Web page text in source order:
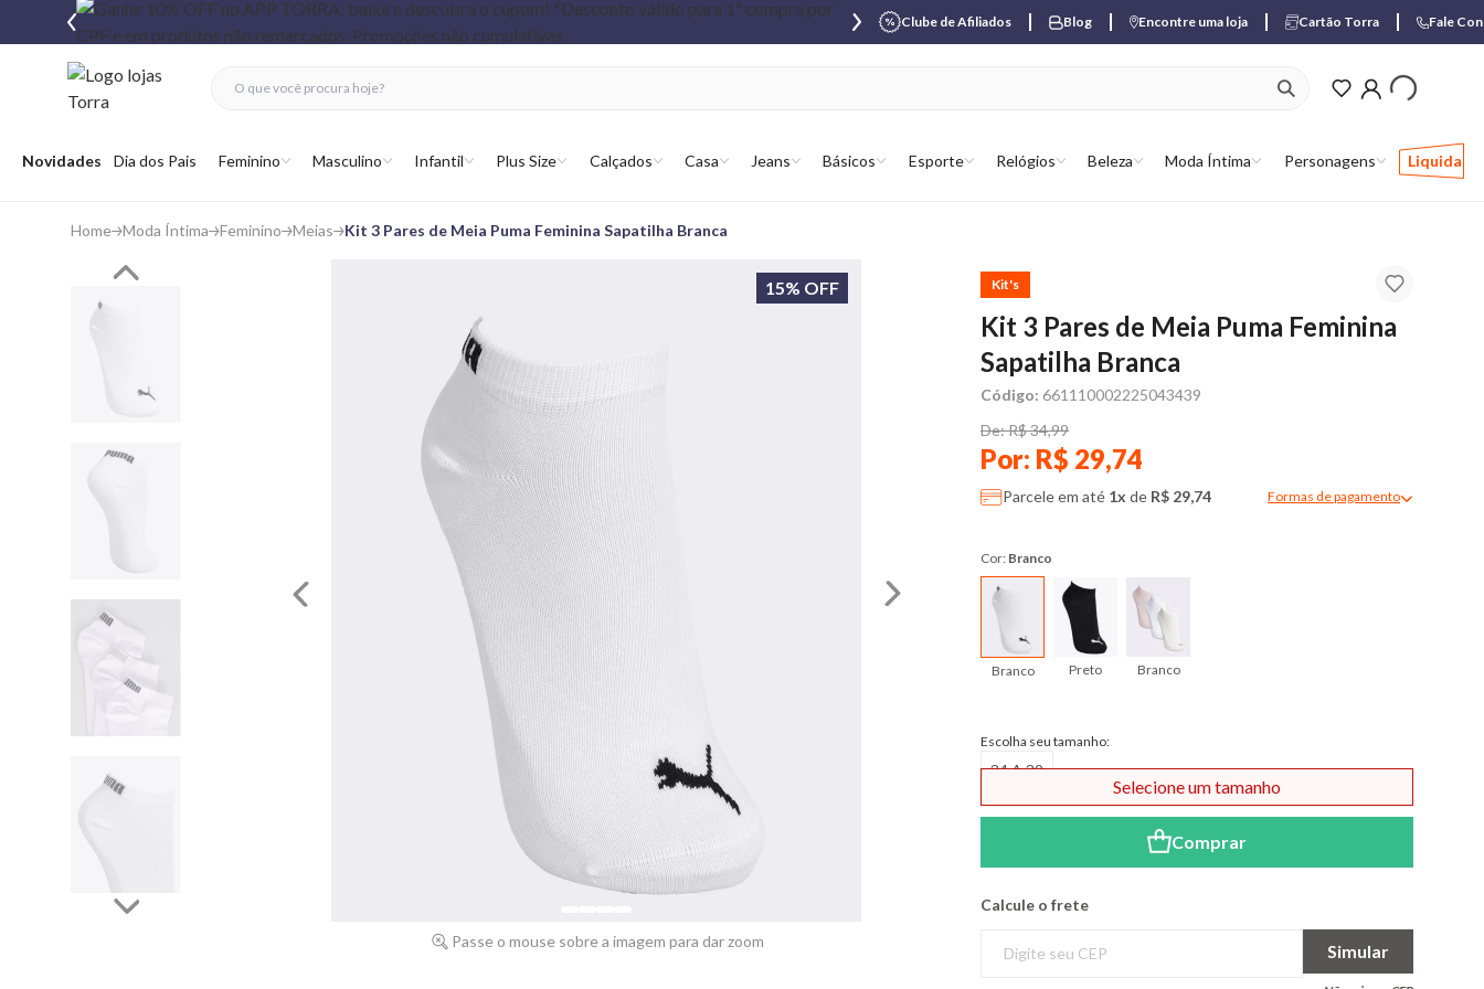
Clube de Afiliados Blog Encontre uma loja Cartão Torra Fale
Abrir menu
Novidades Dia dos Pais Feminino Masculino Infantil Plus Size Calçados Casa Jeans Básicos Esporte Relógios Beleza Moda Íntima Personagens Liquida
ver produtos
fechar menu
fechar menu
favoritos
Home Moda Íntima Feminino Meias Kit 3 Pares de Meia Puma Feminina Sapatilha Branca
15% OFF
Passe o mouse sobre a imagem para dar zoom
Kit's
Kit 3 Pares de Meia Puma Feminina
Sapatilha Branca
Código: 661110002225043439
De: R$ 34,99
Por: R$ 29,74
Parcele em até 1x de R$ 29,74 Formas de pagamento
Cor: Branco
Branco Preto Branco
Escolha seu tamanho:
34 A 39
Comprar
Selecione um tamanho
Calcule o frete
Simular